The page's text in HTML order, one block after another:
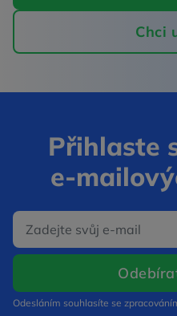
Chci
Přihlaste
E‑mail
Odesláním souhlasíte se